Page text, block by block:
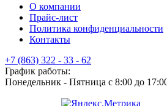
О компании
Прайс-лист
Политика конфиденциальности
Контакты
+7 (863) 322 - 33 - 62
График работы:
Понедельник - Пятница с 8:00 до